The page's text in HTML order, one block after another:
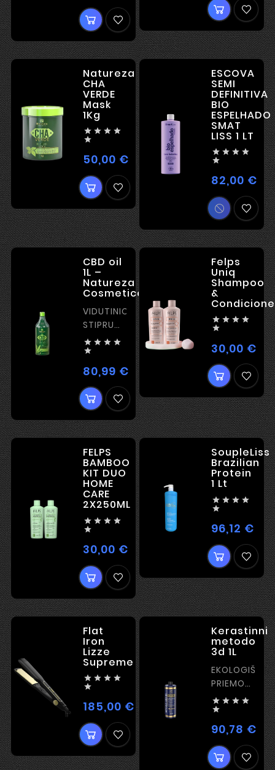
Natureza
CHA
VERDE
Mask
1Kg
   

50,00 €Kaina
ESCOVA
SEMI
DEFINITIVA
BIO
ESPELHADO
SMAT
LISS 1 LT
   

82,00 €
CBD oil
1L –
Natureza
Cosmeticos
VIDUTINIO
STIPRUMO
SU
MAITINAMUOJU
POVEIKIU
   

80,99 €Kaina
Felps
Uniq
Shampoo
&
   

30,00 €
FELPS
BAMBOO
KIT DUO
HOME
CARE
2X250ML
   

30,00 €Kaina
SoupleLiss
Brazilian
Protein
1 Lt
   

96,12 €
Flat
Iron
Lizze
Supreme
   

185,00 €Kaina
Kerastinni
metodo
3d 1L
EKOLOGIŠKA
PRIEMONĖ
– ULTRA
BLIZGESYS
   

90,78 €